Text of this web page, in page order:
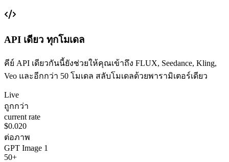
API เดียว ทุกโมเดล
คีย์ API เดียวกันนี้ยังช่วยให้คุณเข้าถึง FLUX, Seedance, Kling,
Veo และอีกกว่า 50 โมเดล สลับโมเดลด้วยพารามิเตอร์เดียว
Live
ถูกกว่า
current rate
$0.020
ต่อภาพ
GPT Image 1
50+